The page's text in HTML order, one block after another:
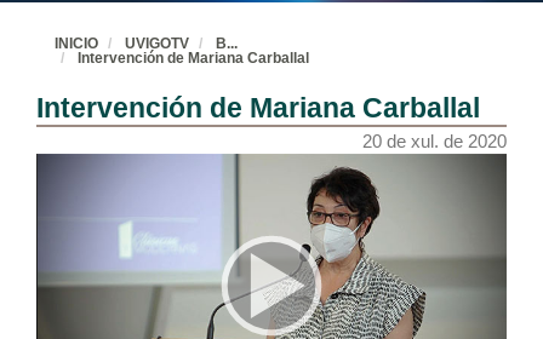
INICIO UVIGOTV B...
Intervención de Mariana Carballal
Intervención de Mariana Carballal
20 de xul. de 2020